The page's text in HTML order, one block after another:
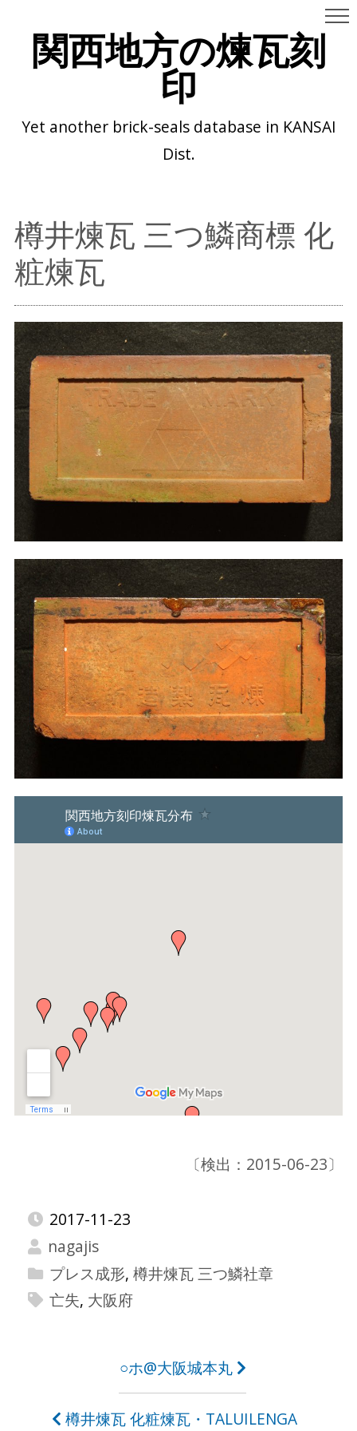
関西地方の煉瓦刻
印
Yet another brick-seals database in KANSAI
Dist.
樽井煉瓦 三つ鱗商標 化
粧煉瓦
〔検出：2015-06-23〕
2017-11-23
nagajis
プレス成形, 樽井煉瓦 三つ鱗社章
亡失, 大阪府
○ホ@大阪城本丸
樽井煉瓦 化粧煉瓦・TALUILENGA